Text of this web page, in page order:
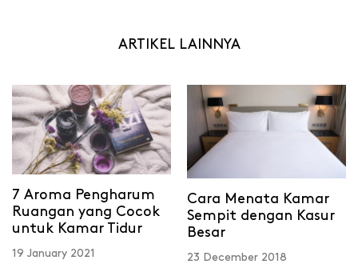
ARTIKEL LAINNYA
7 Aroma Pengharum
Ruangan yang Cocok
untuk Kamar Tidur
19 January 2021
Cara Menata Kamar
Sempit dengan Kasur
Besar
23 December 2018